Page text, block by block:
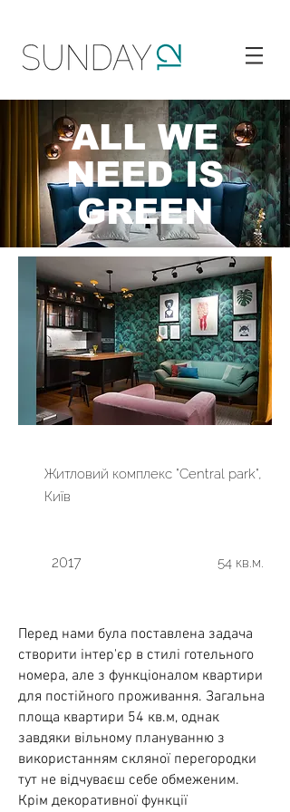
ALL WE
NEED IS
GREEN
Житловий комплекс "Central park",
Київ
2017 54 кв.м.
Перед нами була поставлена ​​задача
створити інтер'єр в стилі готельного
номера, але з функціоналом квартири
для постійного проживання. Загальна
площа квартири 54 кв.м, однак
завдяки вільному плануванню з
використанням скляної перегородки
тут не відчуваєш себе обмеженим.
Крім декоративної функції